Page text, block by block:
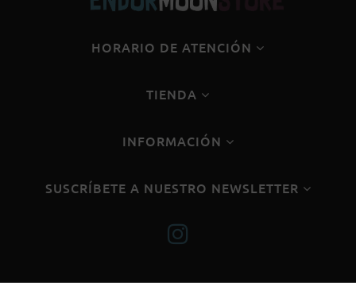
HORARIO DE ATENCIÓN
TIENDA
INFORMACIÓN
SUSCRÍBETE A NUESTRO NEWSLETTER